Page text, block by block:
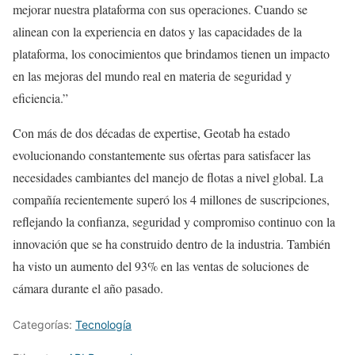
mejorar nuestra plataforma con sus operaciones. Cuando se
alinean con la experiencia en datos y las capacidades de la
plataforma, los conocimientos que brindamos tienen un impacto
en las mejoras del mundo real en materia de seguridad y
eficiencia.”
Con más de dos décadas de expertise, Geotab ha estado
evolucionando constantemente sus ofertas para satisfacer las
necesidades cambiantes del manejo de flotas a nivel global. La
compañía recientemente superó los 4 millones de suscripciones,
reflejando la confianza, seguridad y compromiso continuo con la
innovación que se ha construido dentro de la industria. También
ha visto un aumento del 93% en las ventas de soluciones de
cámara durante el año pasado.
Categorías: Tecnología